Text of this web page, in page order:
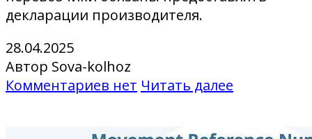
декларации производителя.
28.04.2025
Автор Sova-kolhoz
Комментариев нет Читать далее